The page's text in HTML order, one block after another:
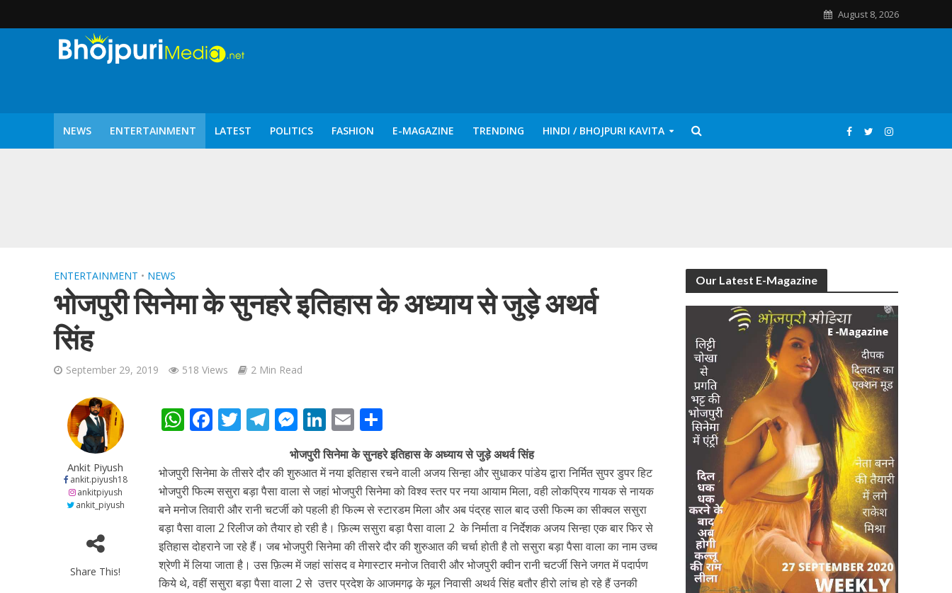
August 8, 2026
NEWS ENTERTAINMENT LATEST POLITICS FASHION E-MAGAZINE TRENDING HINDI / BHOJPURI KAVITA
शिवानी सिंह का नया बोलबम गीत तोहरे के मांगिला जानु हुआ रिलीज, दर्शकों का मिल रहा भरपूर प्यार
ENTERTAINMENT • NEWS
भोजपुरी सिनेमा के सुनहरे इतिहास के अध्याय से जुड़े अथर्व
सिंह
September 29, 2019 518 Views 2 Min Read
Ankit Piyush
ankit.piyush18
ankitpiyush
ankit_piyush
Share This!
W
at
s
A
p
p
F
e
b
o
o
k
T
itt
er
T
e
gr
a
m
M
ss
e
n
g
er
Li
n
k
e
dI
n
E
m
ai
l
h
ar
e
भोजपुरी सिनेमा के सुनहरे इतिहास के अध्याय से जुड़े अथर्व सिंह
भोजपुरी सिनेमा के तीसरे दौर की शुरुआत में नया इतिहास रचने वाली अजय सिन्हा और सुधाकर पांडेय द्वारा निर्मित सुपर डुपर हिट
भोजपुरी फिल्म ससुरा बड़ा पैसा वाला से जहां भोजपुरी सिनेमा को विश्व स्तर पर नया आयाम मिला, वही लोकप्रिय गायक से नायक
बने मनोज तिवारी और रानी चटर्जी को पहली ही फिल्म से स्टारडम मिला और अब पंद्रह साल बाद उसी फिल्म का सीक्वल ससुरा
बड़ा पैसा वाला 2 रिलीज को तैयार हो रही है। फ़िल्म ससुरा बड़ा पैसा वाला 2 के निर्माता व निर्देशक अजय सिन्हा एक बार फिर से
इतिहास दोहराने जा रहे हैं। जब भोजपुरी सिनेमा की तीसरे दौर की शुरुआत की चर्चा होती है तो ससुरा बड़ा पैसा वाला का नाम उच्च
श्रेणी में लिया जाता है। उस फ़िल्म में जहां सांसद व मेगास्टार मनोज तिवारी और भोजपुरी क्वीन रानी चटर्जी सिने जगत में पदार्पण
किये थे, वहीं ससुरा बड़ा पैसा वाला 2 से उत्तर प्रदेश के आजमगढ़ के मूल निवासी अथर्व सिंह बतौर हीरो लांच हो रहे हैं उनकी
Our Latest E-Magazine